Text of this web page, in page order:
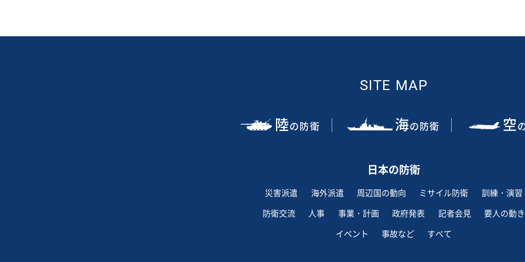
SITE MAP
陸の防衛 海の防衛 空
日本の防衛
災害派遣 海外派遣 周辺国の動向 ミサイル防衛
訓練・演習
防衛交流
人事 事業・計画 政府発表 記者会見
要人の動き
イベント
事故など すべて